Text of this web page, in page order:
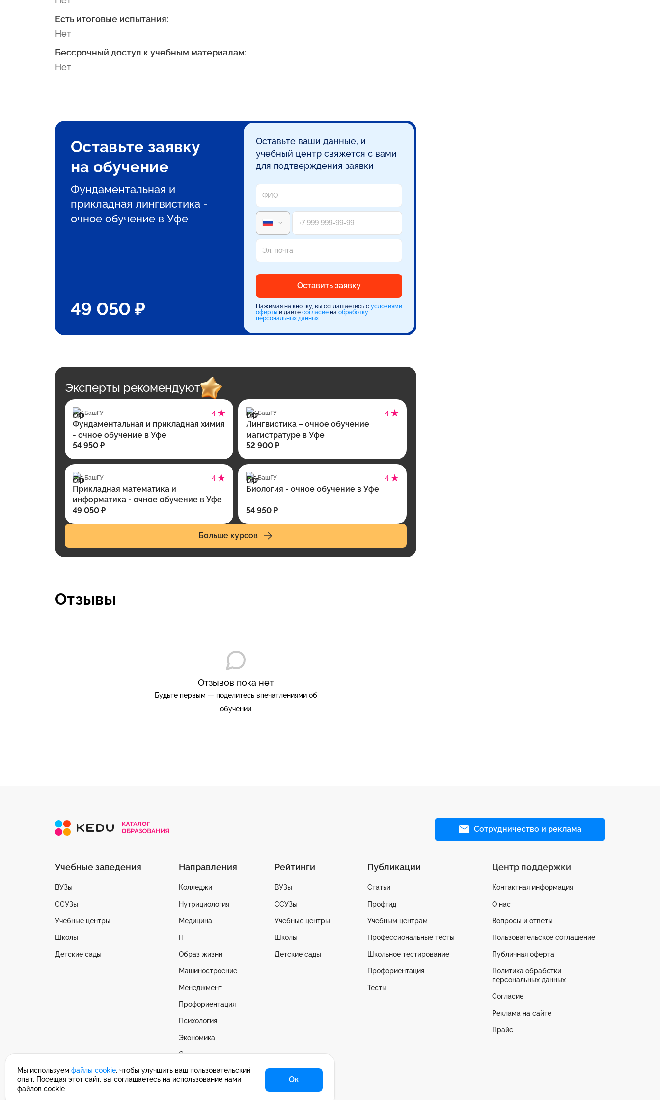
Есть итоговые испытания:
Нет
Бессрочный доступ к учебным материалам:
Нет
Оставьте заявку
на обучение
Фундаментальная и
прикладная лингвистика -
очное обучение в Уфе
49 050 ₽
Оставьте ваши данные, и
учебный центр свяжется с вами
для подтверждения заявки
Оставить заявку
Нажимая на кнопку, вы соглашаетесь с условиями
оферты и даёте согласие на обработку
персональных данных
Эксперты рекомендуют
БашГУ 4
Фундаментальная и прикладная химия
- очное обучение в Уфе
54 950 ₽
БашГУ 4
Лингвистика – очное обучение
магистратуре в Уфе
52 900 ₽
БашГУ 4
Прикладная математика и
информатика - очное обучение в Уфе
49 050 ₽
БашГУ 4
Биология - очное обучение в Уфе
54 950 ₽
Больше курсов
Отзывы
Отзывов пока нет
Будьте первым — поделитесь впечатлениями об
обучении
Сотрудничество и реклама
Учебные заведения
ВУЗы
ССУЗы
Учебные центры
Школы
Детские сады
Направления
Колледжи
Нутрициология
Медицина
IT
Образ жизни
Машиностроение
Менеджмент
Профориентация
Психология
Экономика
Строительство
Смотреть все
Рейтинги
ВУЗы
ССУЗы
Учебные центры
Школы
Детские сады
Публикации
Статьи
Профгид
Учебным центрам
Профессиональные тесты
Школьное тестирование
Профориентация
Тесты
Центр поддержки
Контактная информация
О нас
Вопросы и ответы
Пользовательское соглашение
Публичная оферта
Политика обработки
персональных данных
Согласие
Реклама на сайте
Прайс
Мы используем файлы cookie, чтобы улучшить ваш пользовательский
опыт. Посещая этот сайт, вы соглашаетесь на использование нами
файлов cookie
Ок